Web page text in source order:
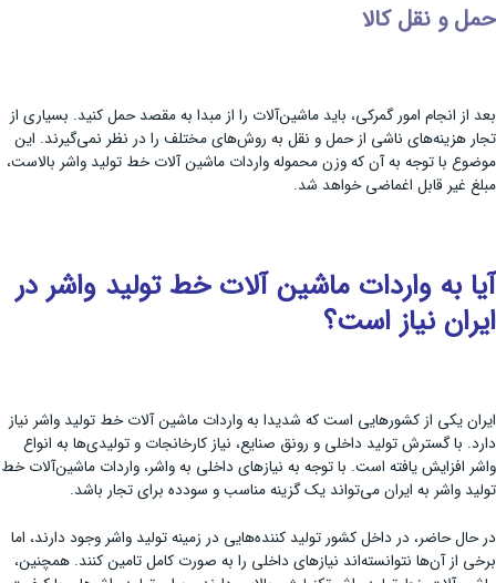
حمل و نقل کالا
بعد از انجام امور گمرکی، باید ماشین‌آلات را از مبدا به مقصد حمل کنید. بسیاری از
تجار هزینه‌های ناشی از حمل و نقل به روش‌های مختلف را در نظر نمی‌گیرند. این
موضوع با توجه به آن که وزن محموله واردات ماشین آلات خط تولید واشر بالاست،
مبلغ غیر قابل اغماضی خواهد شد.
آیا به واردات ماشین آلات خط تولید واشر در
ایران نیاز است؟
ایران یکی از کشورهایی است که شدیدا به واردات ماشین آلات خط تولید واشر نیاز
دارد. با گسترش تولید داخلی و رونق صنایع، نیاز کارخانجات و تولیدی‌ها به انواع
واشر افزایش یافته است. با توجه به نیازهای داخلی به واشر، واردات ماشین‌آلات خط
تولید واشر به ایران می‌تواند یک گزینه مناسب و سودده برای تجار باشد.
در حال حاضر، در داخل کشور تولید کننده‌هایی در زمینه تولید واشر وجود دارند، اما
برخی از آن‌ها نتوانسته‌اند نیازهای داخلی را به صورت کامل تامین کنند. همچنین،